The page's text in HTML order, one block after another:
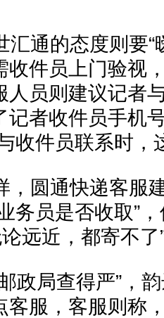
汇通的态度则要“
收件员上门验视
人员则建议记者
记者收件员手机
收件员联系时，
，圆通快递客服
务员是否收取”
远近，都寄不了
政局查得严”，
客服，客服则称